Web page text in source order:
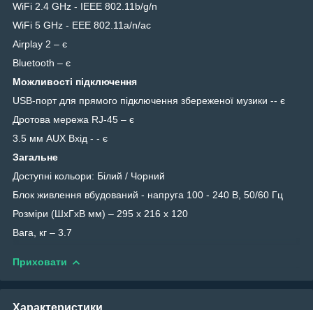
WiFi 2.4 GHz - IEEE 802.11b/g/n
WiFi 5 GHz - EEE 802.11a/n/ac
Airplay 2 – є
Bluetooth – є
Можливості підключення
USB-порт для прямого підключення збереженої музики -- є
Дротова мережа RJ-45 – є
3.5 мм AUX Вхід - - є
Загальне
Доступні кольори: Білий / Чорний
Блок живлення вбудований - напруга 100 - 240 В, 50/60 Гц
Розміри (ШхГхВ мм) – 295 x 216 x 120
Вага, кг – 3.7
Приховати
Характеристики